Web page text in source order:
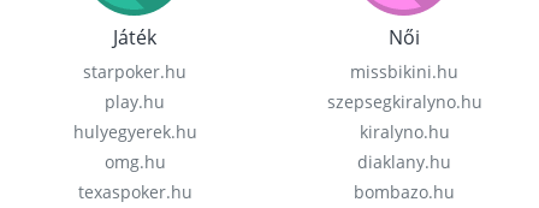
Játék
starpoker.hu
play.hu
hulyegyerek.hu
omg.hu
texaspoker.hu
Női
missbikini.hu
szepsegkiralyno.hu
kiralyno.hu
diaklany.hu
bombazo.hu